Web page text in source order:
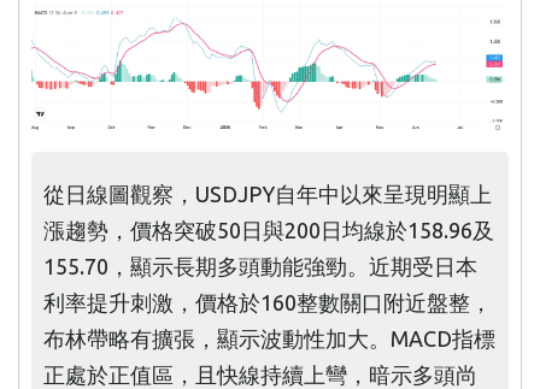
從日線圖觀察，USDJPY自年中以來呈現明顯上
漲趨勢，價格突破50日與200日均線於158.96及
155.70，顯示長期多頭動能強勁。近期受日本
利率提升刺激，價格於160整數關口附近盤整，
布林帶略有擴張，顯示波動性加大。MACD指標
正處於正值區，且快線持續上彎，暗示多頭尚